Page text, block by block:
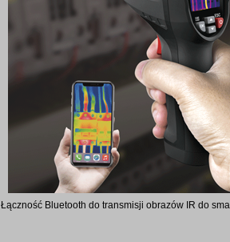
Łączność Bluetooth do transmisji obrazów IR do